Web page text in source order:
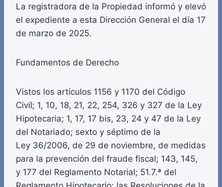
La registradora de la Propiedad informó y elevó
el expediente a esta Dirección General el día 17
de marzo de 2025.
Fundamentos de Derecho
Vistos los artículos 1156 y 1170 del Código
Civil; 1, 10, 18, 21, 22, 254, 326 y 327 de la Ley
Hipotecaria; 1, 17, 17 bis, 23, 24 y 47 de la Ley
del Notariado; sexto y séptimo de la
Ley 36/2006, de 29 de noviembre, de medidas
para la prevención del fraude fiscal; 143, 145,
y 177 del Reglamento Notarial; 51.7.ª del